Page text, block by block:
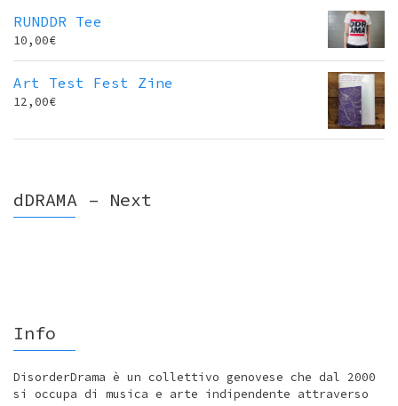
RUNDDR Tee
10,00€
Art Test Fest Zine
12,00€
dDRAMA – Next
Info
DisorderDrama è un collettivo genovese che dal 2000
si occupa di musica e arte indipendente attraverso